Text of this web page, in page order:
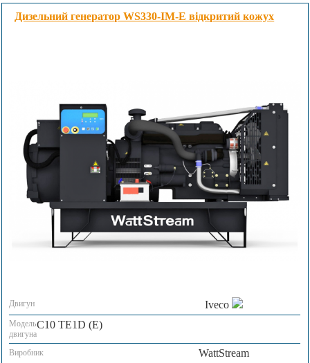
Дизельний генератор WS330-IM-E відкритий кожух
Двигун Iveco
Модель
двигуна
С10 TE1D (E)
Виробник WattStream